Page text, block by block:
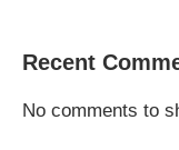
Recent
No comments to